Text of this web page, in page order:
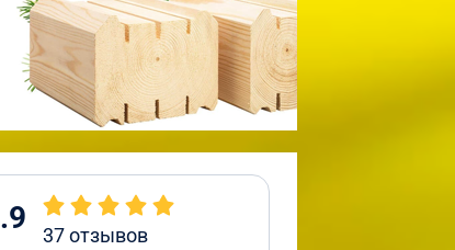
37отзывов